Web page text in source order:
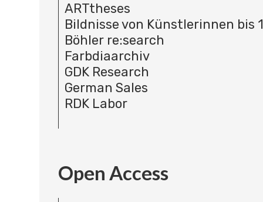
ARTtheses
Bildnisse von Künstlerinnen bis
Böhler re:search
Farbdiaarchiv
GDK Research
German Sales
RDK Labor
Open Access